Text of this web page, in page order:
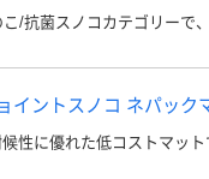
/抗菌スノコカテゴリーで
イントスノコ ネパック
性に優れた低コストマット